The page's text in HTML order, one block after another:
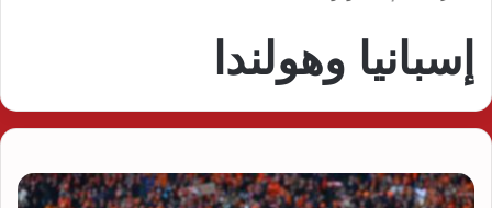
إسبانيا وهولندا